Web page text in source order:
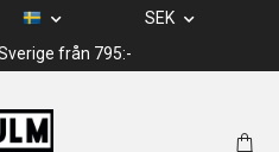
SEK
från 795:-